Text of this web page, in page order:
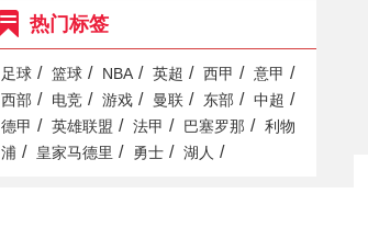
热门标签
足球 / 篮球 / NBA / 英超 / 西甲 / 意甲 /
西部 / 电竞 / 游戏 / 曼联 / 东部 / 中超 /
德甲 / 英雄联盟 / 法甲 / 巴塞罗那 / 利物
浦 / 皇家马德里 / 勇士 / 湖人 /